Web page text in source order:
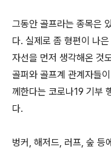
그동안 골프라는 종목은
다. 실제로 좀 형편이 나
자선을 먼저 생각해온 것
골퍼와 골프계 관계자들
께한다는 코로나19 기부
다.
벙커, 해저드, 러프, 숲 등